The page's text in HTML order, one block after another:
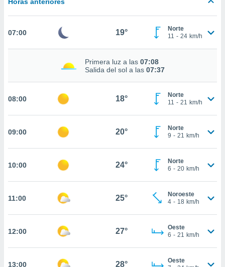
permite
coste.
botón
a la
todas
ya sean
nos
en
perfil
y
CONTINUAR
07:00 19°
Norte
11 - 24 km/h
Primera luz a las 07:08
Salida del sol a las 07:37
08:00 18°
Norte
11 - 21 km/h
09:00 20°
Norte
9 - 21 km/h
10:00 24°
Norte
6 - 20 km/h
11:00 25°
Noroeste
4 - 18 km/h
12:00 27°
Oeste
6 - 21 km/h
13:00 28°
Oeste